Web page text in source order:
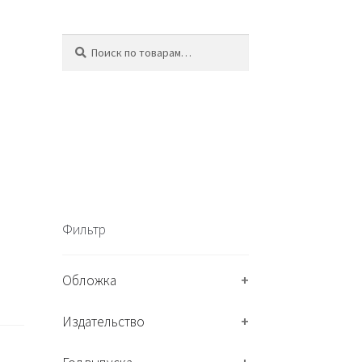
Фильтр
Обложка +
Издательство +